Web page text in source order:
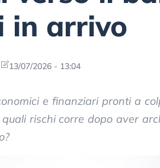
in arrivo
13/07/2026 - 13:04
e finanziari pronti a
rischi corre dopo aver